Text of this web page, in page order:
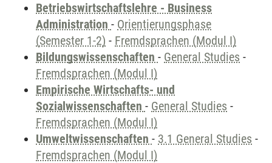
Betriebswirtschaftslehre - Business
Administration - Orientierungsphase
(Semester 1-2) - Fremdsprachen (Modul I)
Bildungswissenschaften - General Studies -
Fremdsprachen (Modul I)
Empirische Wirtschafts- und
Sozialwissenschaften - General Studies -
Fremdsprachen (Modul I)
Umweltwissenschaften - 3.1 General Studies -
Fremdsprachen (Modul I)